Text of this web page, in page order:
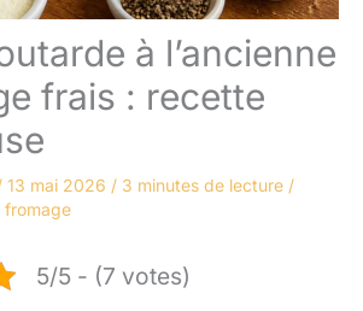
à l’ancienne
frais : recette
13 mai 2026 / 3 minutes de lecture /
fromage
5/5 - (7 votes)